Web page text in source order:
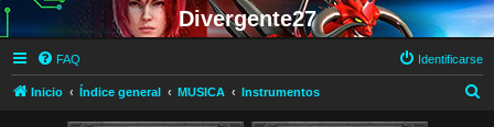
Divergente27
FAQ Identificarse
Inicio Índice general MUSICA Instrumentos